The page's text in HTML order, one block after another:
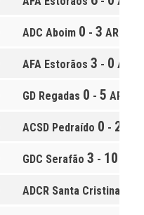
ADC Aboim 0 - 3 ARCO
AFA Estorãos 3 - 0 ADC
GD Regadas 0 - 5 ARCO
ACSD Pedraído 0 - 2
GDC Serafão 3 - 10
ADCR Santa Cristina